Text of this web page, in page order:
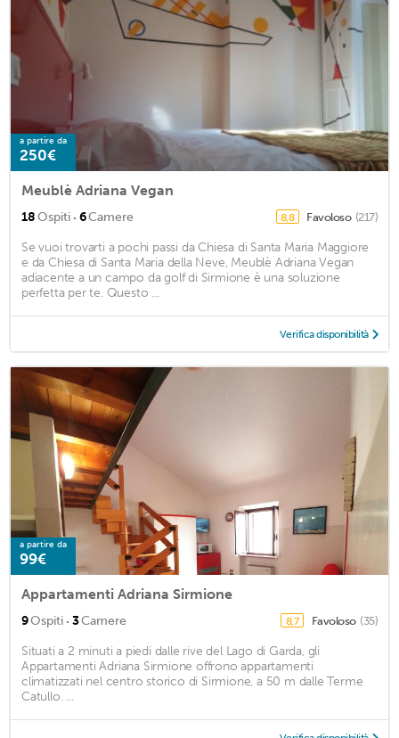
a partire da
250€
Meublè Adriana Vegan
18Ospiti · 6Camere 8,8 Favoloso (217)
Se vuoi trovarti a pochi passi da Chiesa di Santa Maria Maggiore
e da Chiesa di Santa Maria della Neve, Meublè Adriana Vegan
adiacente a un campo da golf di Sirmione è una soluzione
perfetta per te. Questo ...
Verifica disponibilità
a partire da
99€
Appartamenti Adriana Sirmione
9Ospiti · 3Camere 8,7 Favoloso (35)
Situati a 2 minuti a piedi dalle rive del Lago di Garda, gli
Appartamenti Adriana Sirmione offrono appartamenti
climatizzati nel centro storico di Sirmione, a 50 m dalle Terme
Catullo. ...